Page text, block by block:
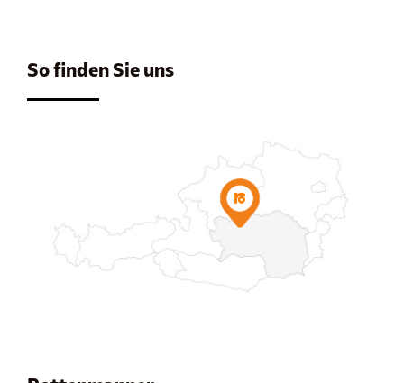
So finden Sie uns